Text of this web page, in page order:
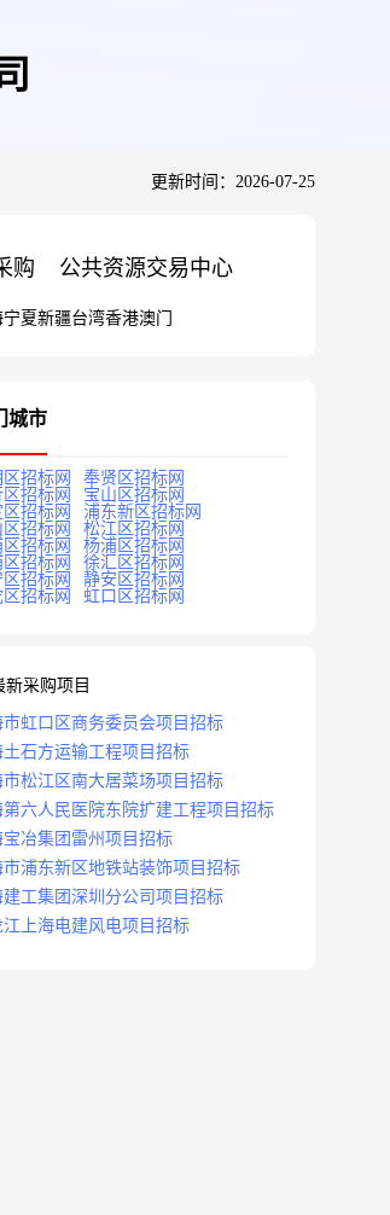
更新时间：2026-07-25
购 公共资源交易中心
宁夏新疆台湾香港澳门
城市
区招标网
奉贤区招标网
区招标网
宝山区招标网
区招标网
浦东新区招标网
招标网
松江区招标网
招标网
杨浦区招标网
招标网
徐汇区招标网
招标网
静安区招标网
招标网
虹口区招标网
新采购项目
市虹口区商务委员会项目招标
土石方运输工程项目招标
市松江区南大居菜场项目招标
第六人民医院东院扩建工程项目招标
宝冶集团雷州项目招标
市浦东新区地铁站装饰项目招标
建工集团深圳分公司项目招标
江上海电建风电项目招标